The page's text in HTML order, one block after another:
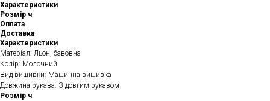
Характеристики
Розмір ч
Оплата
Доставка
Характеристики
Матеріал: Льон, бавовна
Колір: Молочний
Вид вишивки: Машинна вишивка
Довжина рукава: З довгим рукавом
Розмір ч